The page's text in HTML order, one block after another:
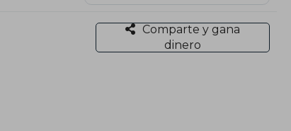
Comparte y gana
dinero